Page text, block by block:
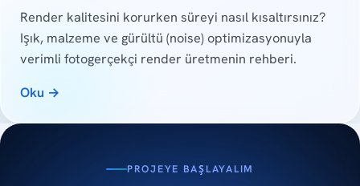
Render kalitesini korurken süreyi nasıl kısaltırsınız?
Işık, malzeme ve gürültü (noise) optimizasyonuyla
verimli fotogerçekçi render üretmenin rehberi.
Oku →
PROJEYE BAŞLAYALIM